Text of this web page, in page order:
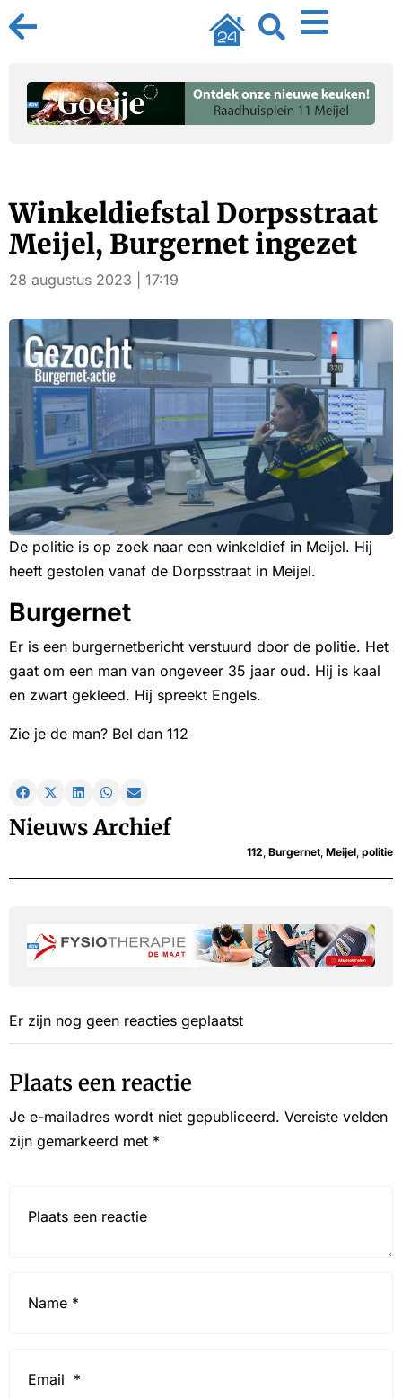
Winkeldiefstal Dorpsstraat
Meijel, Burgernet ingezet
28 augustus 2023 | 17:19
De politie is op zoek naar een winkeldief in Meijel. Hij
heeft gestolen vanaf de Dorpsstraat in Meijel.
Burgernet
Er is een burgernetbericht verstuurd door de politie. Het
gaat om een man van ongeveer 35 jaar oud. Hij is kaal
en zwart gekleed. Hij spreekt Engels.
Zie je de man? Bel dan 112
Nieuws Archief
112 Burgernet Meijel politie
Er zijn nog geen reacties geplaatst
Plaats een reactie
Je e-mailadres wordt niet gepubliceerd. Vereiste velden
zijn gemarkeerd met *